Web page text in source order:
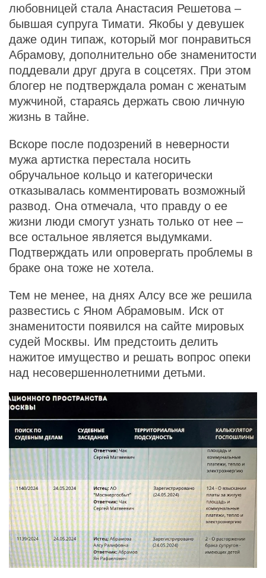
любовницей стала Анастасия Решетова –
бывшая супруга Тимати. Якобы у девушек
даже один типаж, который мог понравиться
Абрамову, дополнительно обе знаменитости
поддевали друг друга в соцсетях. При этом
блогер не подтверждала роман с женатым
мужчиной, стараясь держать свою личную
жизнь в тайне.
Вскоре после подозрений в неверности
мужа артистка перестала носить
обручальное кольцо и категорически
отказывалась комментировать возможный
развод. Она отмечала, что правду о ее
жизни люди смогут узнать только от нее –
все остальное является выдумками.
Подтверждать или опровергать проблемы в
браке она тоже не хотела.
Тем не менее, на днях Алсу все же решила
развестись с Яном Абрамовым. Иск от
знаменитости появился на сайте мировых
судей Москвы. Им предстоить делить
нажитое имущество и решать вопрос опеки
над несовершеннолетними детьми.